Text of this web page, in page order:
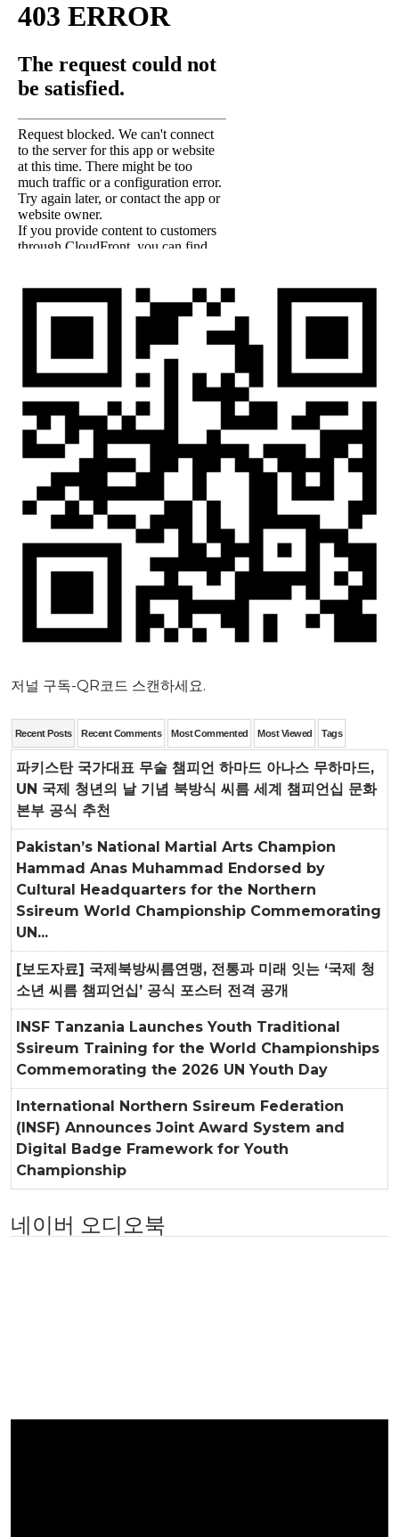
저널 구독-QR코드 스캔하세요.
Recent Posts Recent Comments Most Commented Most Viewed Tags
파키스탄 국가대표 무술 챔피언 하마드 아나스 무하마드,
UN 국제 청년의 날 기념 북방식 씨름 세계 챔피언십 문화
본부 공식 추천
Pakistan’s National Martial Arts Champion
Hammad Anas Muhammad Endorsed by
Cultural Headquarters for the Northern
Ssireum World Championship Commemorating
UN...
[보도자료] 국제북방씨름연맹, 전통과 미래 잇는 ‘국제 청
소년 씨름 챔피언십’ 공식 포스터 전격 공개
INSF Tanzania Launches Youth Traditional
Ssireum Training for the World Championships
Commemorating the 2026 UN Youth Day
International Northern Ssireum Federation
(INSF) Announces Joint Award System and
Digital Badge Framework for Youth
Championship
네이버 오디오북